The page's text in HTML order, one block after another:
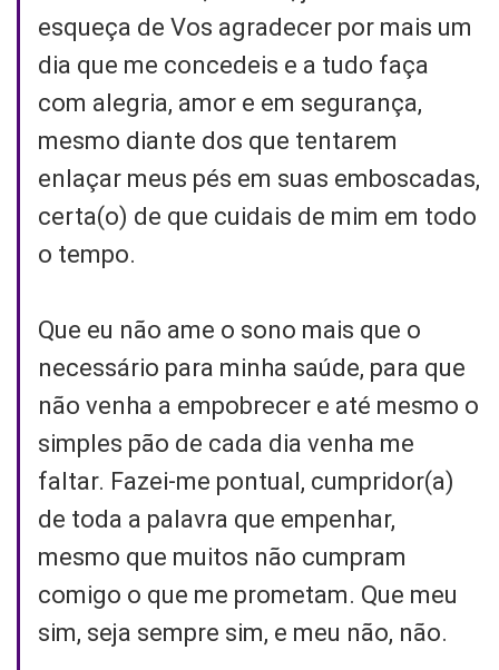
esqueça de Vos agradecer por mais um
dia que me concedeis e a tudo faça
com alegria, amor e em segurança,
mesmo diante dos que tentarem
enlaçar meus pés em suas emboscadas,
certa(o) de que cuidais de mim em todo
o tempo.
Que eu não ame o sono mais que o
necessário para minha saúde, para que
não venha a empobrecer e até mesmo o
simples pão de cada dia venha me
faltar. Fazei-me pontual, cumpridor(a)
de toda a palavra que empenhar,
mesmo que muitos não cumpram
comigo o que me prometam. Que meu
sim, seja sempre sim, e meu não, não.